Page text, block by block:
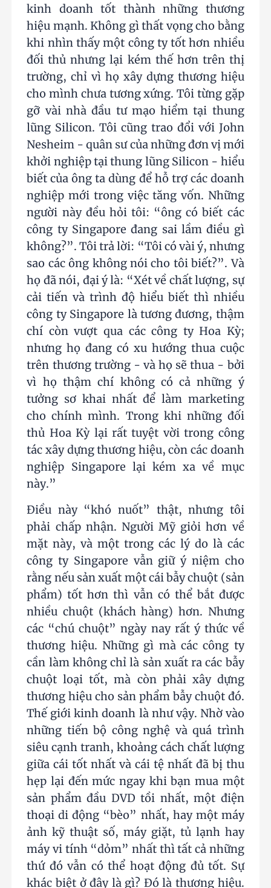
kinh doanh tốt thành những thương
hiệu mạnh. Không gì thất vọng cho bằng
khi nhìn thấy một công ty tốt hơn nhiều
đối thủ nhưng lại kém thế hơn trên thị
trường, chỉ vì họ xây dựng thương hiệu
cho mình chưa tương xứng. Tôi từng gặp
gỡ vài nhà đầu tư mạo hiểm tại thung
lũng Silicon. Tôi cũng trao đổi với John
Nesheim - quân sư của những đơn vị mới
khởi nghiệp tại thung lũng Silicon - hiểu
biết của ông ta dùng để hỗ trợ các doanh
nghiệp mới trong việc tăng vốn. Những
người này đều hỏi tôi: “ông có biết các
công ty Singapore đang sai lầm điều gì
không?”. Tôi trả lời: “Tôi có vài ý, nhưng
sao các ông không nói cho tôi biết?”. Và
họ đã nói, đại ý là: “Xét về chất lượng, sự
cải tiến và trình độ hiểu biết thì nhiều
công ty Singapore là tương đương, thậm
chí còn vượt qua các công ty Hoa Kỳ;
nhưng họ đang có xu hướng thua cuộc
trên thương trường - và họ sẽ thua - bởi
vì họ thậm chí không có cả những ý
tưởng sơ khai nhất để làm marketing
cho chính mình. Trong khi những đối
thủ Hoa Kỳ lại rất tuyệt vời trong công
tác xây dựng thương hiệu, còn các doanh
nghiệp Singapore lại kém xa về mục
này.”
Điều này “khó nuốt” thật, nhưng tôi
phải chấp nhận. Người Mỹ giỏi hơn về
mặt này, và một trong các lý do là các
công ty Singapore vẫn giữ ý niệm cho
rằng nếu sản xuất một cái bẫy chuột (sản
phẩm) tốt hơn thì vẫn có thể bắt được
nhiều chuột (khách hàng) hơn. Nhưng
các “chú chuột” ngày nay rất ý thức về
thương hiệu. Những gì mà các công ty
cần làm không chỉ là sản xuất ra các bẫy
chuột loại tốt, mà còn phải xây dựng
thương hiệu cho sản phẩm bẫy chuột đó.
Thế giới kinh doanh là như vậy. Nhờ vào
những tiến bộ công nghệ và quá trình
siêu cạnh tranh, khoảng cách chất lượng
giữa cái tốt nhất và cái tệ nhất đã bị thu
hẹp lại đến mức ngay khi bạn mua một
sản phẩm đầu DVD tồi nhất, một điện
thoại di động “bèo” nhất, hay một máy
ảnh kỹ thuật số, máy giặt, tủ lạnh hay
máy vi tính “dỏm” nhất thì tất cả những
thứ đó vẫn có thể hoạt động đủ tốt. Sự
khác biệt ở đây là gì? Đó là thương hiệu.